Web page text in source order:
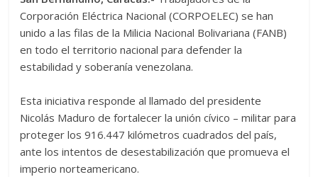
Corporación Eléctrica Nacional (CORPOELEC) se han
unido a las filas de la Milicia Nacional Bolivariana (FANB)
en todo el territorio nacional para defender la
estabilidad y soberanía venezolana.
‎‎‎Esta iniciativa responde al llamado del presidente
Nicolás Maduro de fortalecer la unión cívico – militar para
proteger los ‎916.447 kilómetros cuadrados del país,
ante los intentos de desestabilización que promueva el
imperio norteamericano.